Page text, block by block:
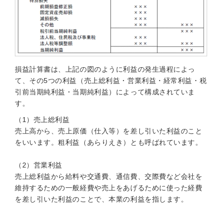
損益計算書は、上記の図のように利益の発生過程によっ
て、その5つの利益（売上総利益・営業利益・経常利益・税
引前当期純利益・当期純利益）によって構成されていま
す。
（1）売上総利益
売上高から、売上原価（仕入等）を差し引いた利益のこと
をいいます。粗利益（あらりえき）とも呼ばれています。
（2）営業利益
売上総利益から給料や交通費、通信費、交際費など会社を
維持するための一般経費や売上をあげるために使った経費
を差し引いた利益のことで、本業の利益を指します。